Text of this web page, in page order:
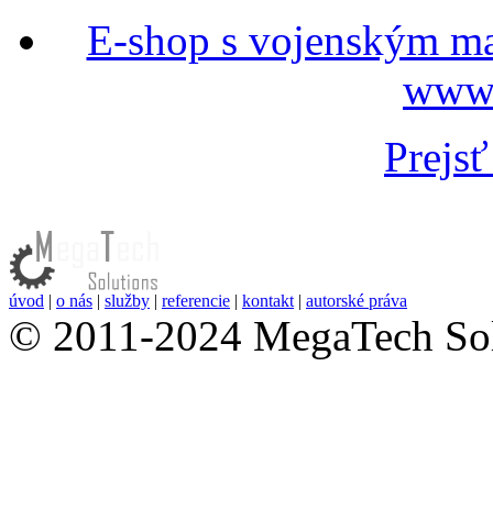
E-shop s vojenským
úvod | o nás | služby | referencie | kontakt | autorské práva
© 2011-2024 MegaTech